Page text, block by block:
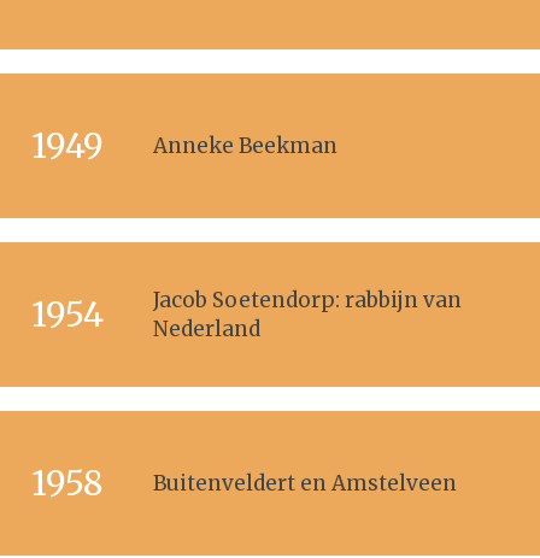
1949 Anneke Beekman
1954
Jacob Soetendorp: rabbijn van
Nederland
1958 Buitenveldert en Amstelveen